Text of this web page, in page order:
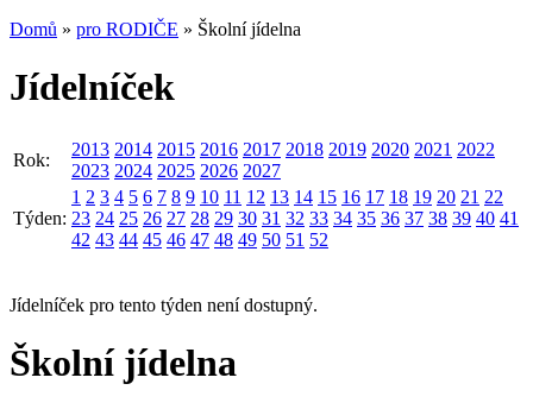
Domů » pro RODIČE » Školní jídelna
Jídelníček
Rok:
2013 2014 2015 2016 2017 2018 2019 2020 2021 2022
2023 2024 2025 2026 2027
Týden:
1 2 3 4 5 6 7 8 9 10 11 12 13 14 15 16 17 18 19 20 21 22
23 24 25 26 27 28 29 30 31 32 33 34 35 36 37 38 39 40 41
42 43 44 45 46 47 48 49 50 51 52
Jídelníček pro tento týden není dostupný.
Školní jídelna